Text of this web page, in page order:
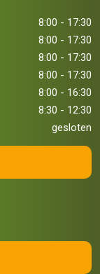
8:00 - 17:30
8:00 - 17:30
8:00 - 17:30
8:00 - 17:30
8:00 - 16:30
8:30 - 12:30
gesloten